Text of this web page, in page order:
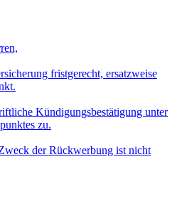
fristgerecht, ersatzweise
Kündigungsbestätigung unter
zu.
der Rückwerbung ist nicht